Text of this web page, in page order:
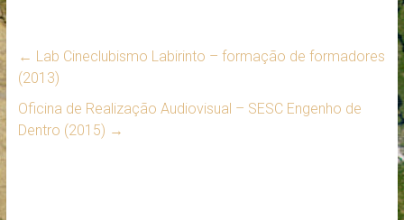
← Lab Cineclubismo Labirinto – formação de formadores
(2013)
Oficina de Realização Audiovisual – SESC Engenho de
Dentro (2015) →